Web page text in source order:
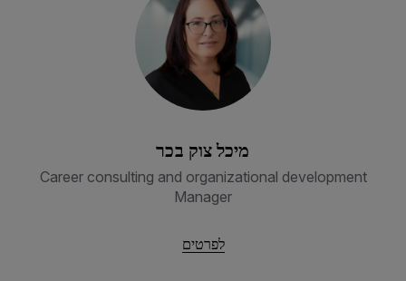
מיכל צוק בכר
Career consulting and organizational development
Manager
לפרטים